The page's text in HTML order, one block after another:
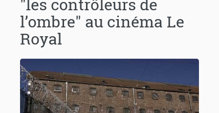
l’ombre" au cinéma Le
Royal